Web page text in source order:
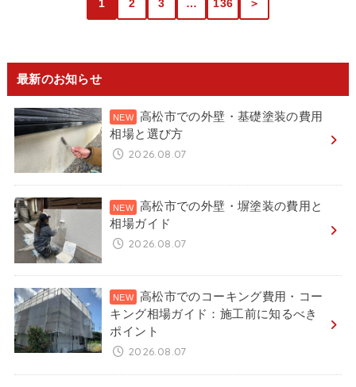
1 2 3 … 136 ＞
最新のお知らせ
高松市での外壁・基礎塗装の費用
相場と選び方
2026.08.07
高松市での外壁・塀塗装の費用と
相場ガイド
2026.08.07
高松市でのコーキング費用・コー
キング相場ガイド：施工前に知るべき
ポイント
2026.08.07